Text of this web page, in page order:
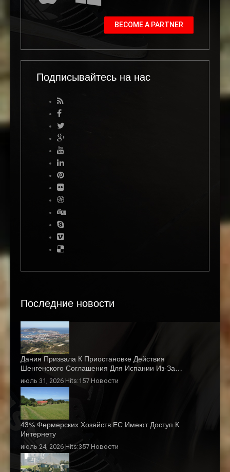
BECOME A PARTNER
Подписывайтесь на нас
Последние новости
Дания Призвала К Приостановке Действия
Шенгенского Соглашения Для Испании Из-За…
июль 31, 2026 Hits:157 Новости
43% Фермерских Хозяйств ЕС Имеют Доступ К
Интернету
июль 24, 2026 Hits:357 Новости